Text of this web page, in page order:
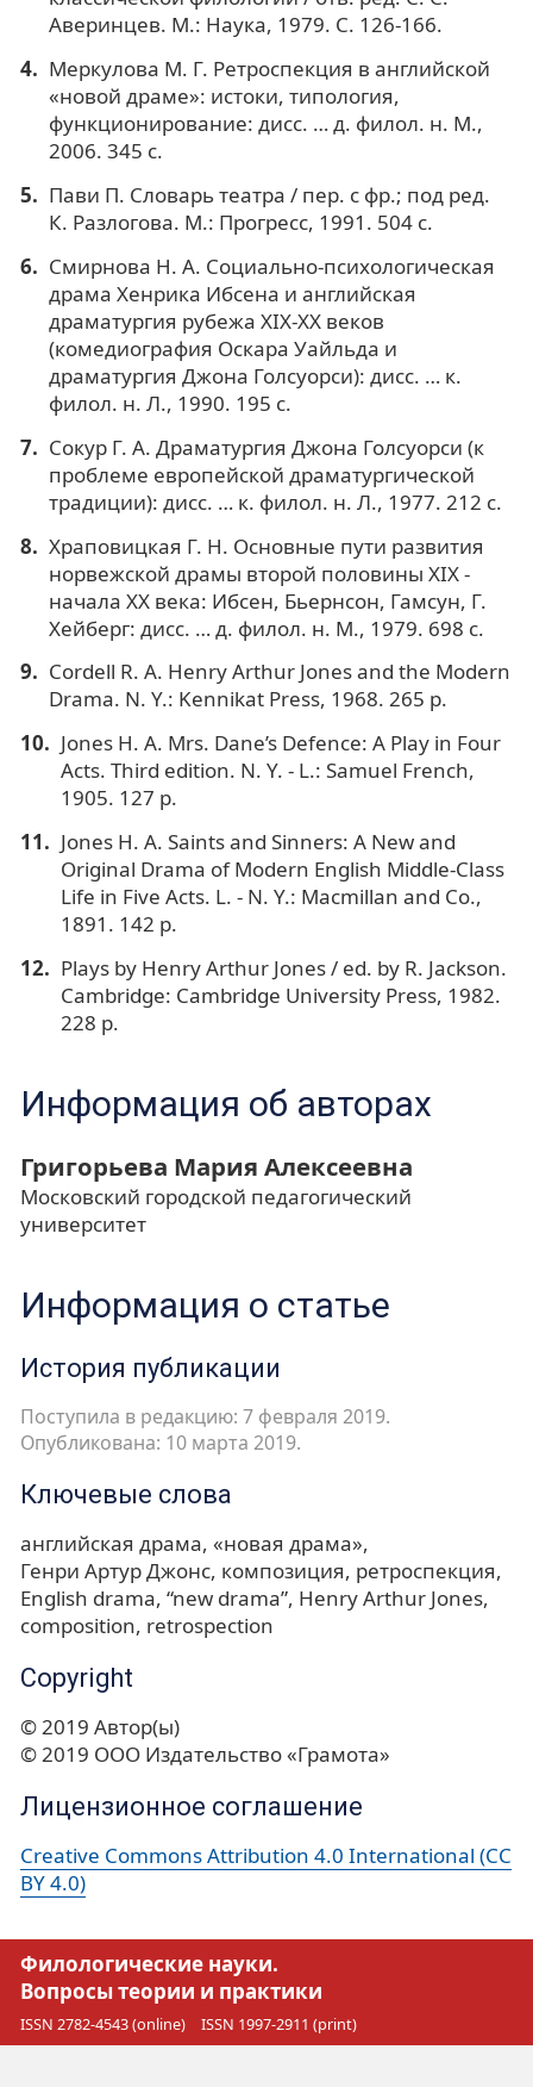
Аверинцев. М.: Наука, 1979. С. 126-166.
Меркулова М. Г. Ретроспекция в английской
«новой драме»: истоки, типология,
функционирование: дисс. … д. филол. н. М.,
2006. 345 с.
Пави П. Словарь театра / пер. с фр.; под ред.
К. Разлогова. М.: Прогресс, 1991. 504 с.
Смирнова Н. А. Социально-психологическая
драма Хенрика Ибсена и английская
драматургия рубежа XIX-XX веков
(комедиография Оскара Уайльда и
драматургия Джона Голсуорси): дисс. … к.
филол. н. Л., 1990. 195 с.
Сокур Г. А. Драматургия Джона Голсуорси (к
проблеме европейской драматургической
традиции): дисс. … к. филол. н. Л., 1977. 212 с.
Храповицкая Г. Н. Основные пути развития
норвежской драмы второй половины XIX -
начала XX века: Ибсен, Бьернсон, Гамсун, Г.
Хейберг: дисс. … д. филол. н. М., 1979. 698 с.
Cordell R. A. Henry Arthur Jones and the Modern
Drama. N. Y.: Kennikat Press, 1968. 265 p.
Jones H. A. Mrs. Dane’s Defence: A Play in Four
Acts. Third edition. N. Y. - L.: Samuel French,
1905. 127 p.
Jones H. A. Saints and Sinners: A New and
Original Drama of Modern English Middle-Class
Life in Five Acts. L. - N. Y.: Macmillan and Co.,
1891. 142 p.
Plays by Henry Arthur Jones / ed. by R. Jackson.
Cambridge: Cambridge University Press, 1982.
228 p.
Информация об авторах
Григорьева Мария Алексеевна
Московский городской педагогический
университет
Информация о статье
История публикации
Поступила в редакцию: 7 февраля 2019.
Опубликована: 10 марта 2019.
Ключевые слова
английская драма «новая драма»
Генри Артур Джонс композиция ретроспекция
English drama “new drama” Henry Arthur Jones
composition retrospection
Copyright
© 2019 Автор(ы)
© 2019 ООО Издательство «Грамота»
Лицензионное соглашение
Creative Commons Attribution 4.0 International (CC
BY 4.0)
Филологические науки.
Вопросы теории и практики
ISSN 2782-4543 (online) ISSN 1997-2911 (print)